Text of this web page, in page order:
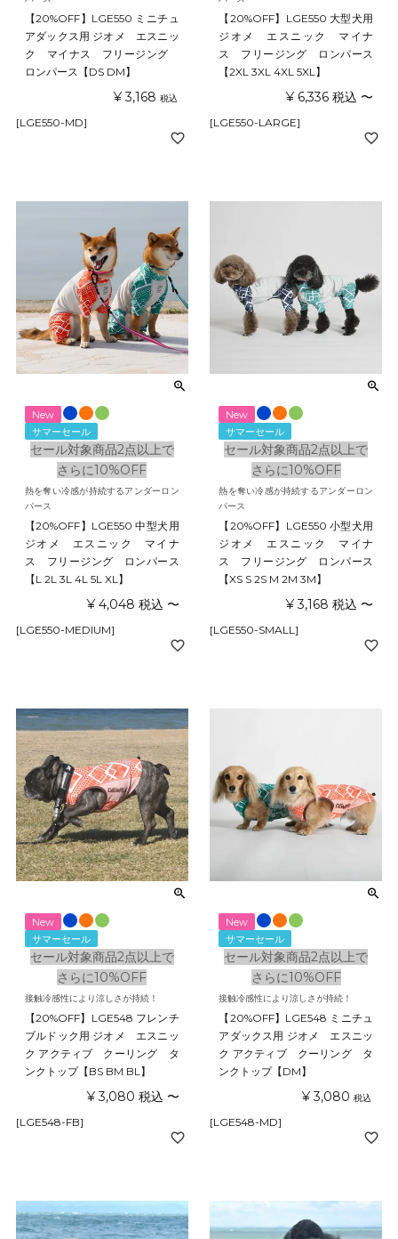
【20%OFF】LGE550 ミニチュ
アダックス用 ジオメ エスニッ
ク マイナス フリージング
ロンパース【DS DM】
¥ 3,168 税込
[LGE550-MD]
【20%OFF】LGE550 大型犬用
ジオメ エスニック マイナ
ス フリージング ロンパース
【2XL 3XL 4XL 5XL】
¥ 6,336 税込 〜
[LGE550-LARGE]
New
サマーセール
セール対象商品2点以上で
さらに10%OFF
熱を奪い冷感が持続するアンダーロン
パース
【20%OFF】LGE550 中型犬用
ジオメ エスニック マイナ
ス フリージング ロンパース
【L 2L 3L 4L 5L XL】
¥ 4,048 税込 〜
[LGE550-MEDIUM]
New
サマーセール
セール対象商品2点以上で
さらに10%OFF
熱を奪い冷感が持続するアンダーロン
パース
【20%OFF】LGE550 小型犬用
ジオメ エスニック マイナ
ス フリージング ロンパース
【XS S 2S M 2M 3M】
¥ 3,168 税込 〜
[LGE550-SMALL]
New
サマーセール
セール対象商品2点以上で
さらに10%OFF
接触冷感性により涼しさが持続！
【20%OFF】LGE548 フレンチ
ブルドック用 ジオメ エスニッ
ク アクティブ クーリング タ
ンクトップ【BS BM BL】
¥ 3,080 税込 〜
[LGE548-FB]
New
サマーセール
セール対象商品2点以上で
さらに10%OFF
接触冷感性により涼しさが持続！
【20%OFF】LGE548 ミニチュ
アダックス用 ジオメ エスニッ
ク アクティブ クーリング タ
ンクトップ【DM】
¥ 3,080 税込
[LGE548-MD]